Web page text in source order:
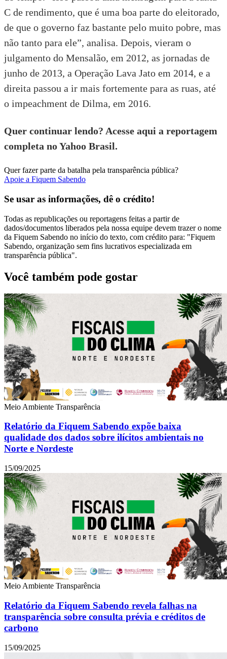
C de rendimento, que é uma boa parte do eleitorado,
de que o governo faz bastante pelo muito pobre, mas
não tanto para ele”, analisa. Depois, vieram o
julgamento do Mensalão, em 2012, as jornadas de
junho de 2013, a Operação Lava Jato em 2014, e a
direita passou a ir mais fortemente para as ruas, até
o impeachment de Dilma, em 2016.
Quer continuar lendo? Acesse aqui a reportagem
completa no Yahoo Brasil.
Quer fazer parte da batalha pela transparência pública?
Apoie a Fiquem Sabendo
Se usar as informações, dê o crédito!
Todas as republicações ou reportagens feitas a partir de
dados/documentos liberados pela nossa equipe devem trazer o nome
da Fiquem Sabendo no início do texto, com crédito para: "Fiquem
Sabendo, organização sem fins lucrativos especializada em
transparência pública".
Você também pode gostar
Meio Ambiente Transparência
Relatório da Fiquem Sabendo expõe baixa
qualidade dos dados sobre ilícitos ambientais no
Norte e Nordeste
15/09/2025
Meio Ambiente Transparência
Relatório da Fiquem Sabendo revela falhas na
transparência sobre consulta prévia e créditos de
carbono
15/09/2025